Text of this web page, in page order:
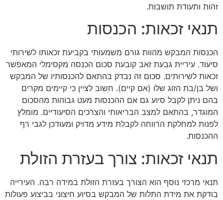
זהות ותעודת תושבות.
תנאי זכאות: הכנסות
הכנסות המבקש מהוות גורם משמעותי בקביעת זכאותו לשירותי
סיעוד. עיריית גבעת זאב קובעת סכום הכנסה מקסימלי המאפשר
זכאות לשירותים. סכום זה נבדק בהתאם להכנסותיו של המבקש
ושל בן/בת הזוג שלו (אם קיים). חשוב לציין כי קיימים מקרים
בהם ניתן לקבל סיוע גם אם ההכנסות מעט גבוהות מהסכום
המוגדר, בהתאם למצב הבריאותי והצרכים הסיעודיים. מומלץ
לפנות למחלקת הרווחה לקבלת מידע מדויק ומעודכן לגבי רף
ההכנסות.
תנאי זכאות: צורך בעזרת הזולת
תנאי מרכזי נוסף הוא הצורך בעזרת הזולת במידה רבה. העירייה
בודקת את מידת התלות של המבקש בסיוע חיצוני בביצוע פעולות